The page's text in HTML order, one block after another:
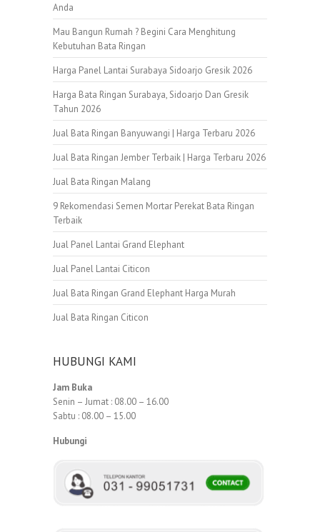
Anda
Mau Bangun Rumah ? Begini Cara Menghitung
Kebutuhan Bata Ringan
Harga Panel Lantai Surabaya Sidoarjo Gresik 2026
Harga Bata Ringan Surabaya, Sidoarjo Dan Gresik
Tahun 2026
Jual Bata Ringan Banyuwangi | Harga Terbaru 2026
Jual Bata Ringan Jember Terbaik | Harga Terbaru 2026
Jual Bata Ringan Malang
9 Rekomendasi Semen Mortar Perekat Bata Ringan
Terbaik
Jual Panel Lantai Grand Elephant
Jual Panel Lantai Citicon
Jual Bata Ringan Grand Elephant Harga Murah
Jual Bata Ringan Citicon
HUBUNGI KAMI
Jam Buka
Senin – Jumat : 08.00 – 16.00
Sabtu : 08.00 – 15.00
Hubungi